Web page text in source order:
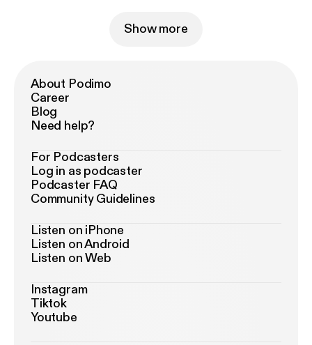
Show more
About Podimo
Career
Blog
Need help?
For Podcasters
Log in as podcaster
Podcaster FAQ
Community Guidelines
Listen on iPhone
Listen on Android
Listen on Web
Instagram
Tiktok
Youtube